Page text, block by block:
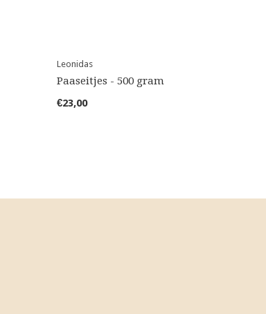
Leonidas
Paaseitjes - 500 gram
€23,00